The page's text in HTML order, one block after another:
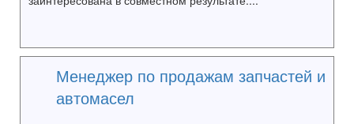
Менеджер по продажам запчастей и
автомасел